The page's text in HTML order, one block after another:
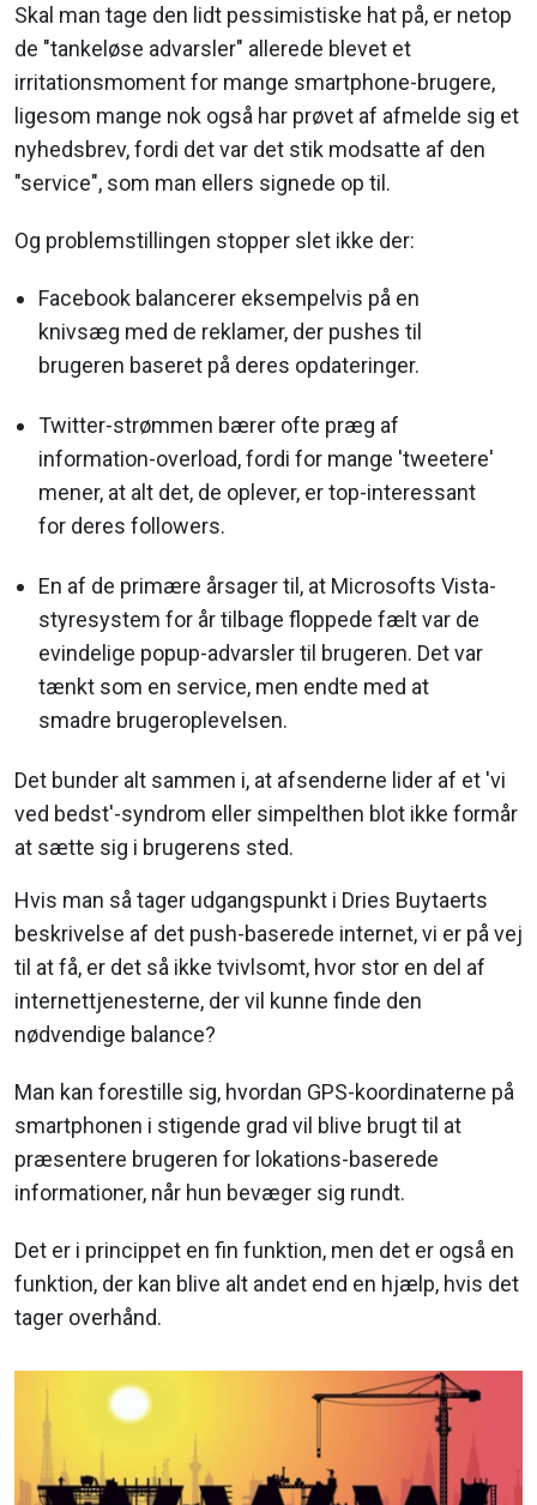
Skal man tage den lidt pessimistiske hat på, er netop
de "tankeløse advarsler" allerede blevet et
irritationsmoment for mange smartphone-brugere,
ligesom mange nok også har prøvet af afmelde sig et
nyhedsbrev, fordi det var det stik modsatte af den
"service", som man ellers signede op til.
Og problemstillingen stopper slet ikke der:
Facebook balancerer eksempelvis på en
knivsæg med de reklamer, der pushes til
brugeren baseret på deres opdateringer.
Twitter-strømmen bærer ofte præg af
information-overload, fordi for mange 'tweetere'
mener, at alt det, de oplever, er top-interessant
for deres followers.
En af de primære årsager til, at Microsofts Vista-
styresystem for år tilbage floppede fælt var de
evindelige popup-advarsler til brugeren. Det var
tænkt som en service, men endte med at
smadre brugeroplevelsen.
Det bunder alt sammen i, at afsenderne lider af et 'vi
ved bedst'-syndrom eller simpelthen blot ikke formår
at sætte sig i brugerens sted.
Hvis man så tager udgangspunkt i Dries Buytaerts
beskrivelse af det push-baserede internet, vi er på vej
til at få, er det så ikke tvivlsomt, hvor stor en del af
internettjenesterne, der vil kunne finde den
nødvendige balance?
Man kan forestille sig, hvordan GPS-koordinaterne på
smartphonen i stigende grad vil blive brugt til at
præsentere brugeren for lokations-baserede
informationer, når hun bevæger sig rundt.
Det er i princippet en fin funktion, men det er også en
funktion, der kan blive alt andet end en hjælp, hvis det
tager overhånd.